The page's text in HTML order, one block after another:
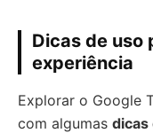
Dicas de uso
experiência
Explorar o Google
com algumas dicas